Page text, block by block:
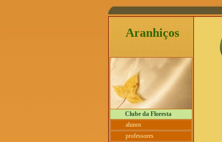
Aranhiços
Clube da Floresta
alunos
professores